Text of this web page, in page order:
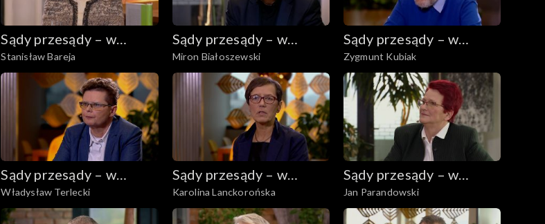
Sądy przesądy – w
powiększeniu
Stanisław Bareja
Sądy przesądy – w
powiększeniu
Miron Białoszewski
Sądy przesądy – w
powiększeniu
Zygmunt Kubiak
Sądy przesądy – w
powiększeniu
Władysław Terlecki
Sądy przesądy – w
powiększeniu
Karolina Lanckorońska
Sądy przesądy – w
powiększeniu
Jan Parandowski